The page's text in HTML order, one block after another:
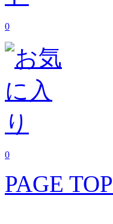
0
0
PAGE TOP